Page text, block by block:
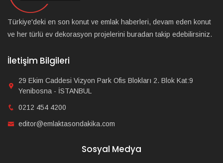
Türkiye'deki en son konut ve emlak haberleri, devam eden konut
ve her türlü ev dekorasyon projelerini buradan takip edebilirsiniz.
İletişim Bilgileri
29 Ekim Caddesi Vizyon Park Ofis Blokları 2. Blok Kat:9
Yenibosna - İSTANBUL
0212 454 4200
editor@emlaktasondakika.com
Sosyal Medya